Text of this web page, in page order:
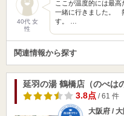
40代 女
性
ここが温度的には最
一緒に行きました。
す。 …
関連情報から探す
延羽の湯 鶴橋店（のべは
3.8点/ 61 件
大阪府 /